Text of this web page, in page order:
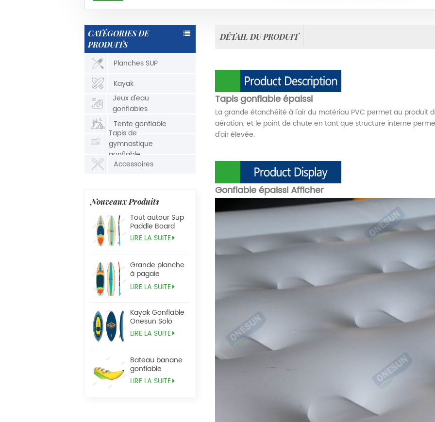
CATÉGORIES DE
PRODUITS
Planches SUP
Kayak
Jeux d'eau
gonflables
Tente gonflable
Tapis de
gymnastique
gonflable
Accessoires
Nouveaux Produits
Tout autour Sup
Paddle Board
LIRE LA SUITE
Grande planche
à pagaie
Tandem Sup
LIRE LA SUITE
Kayak Gonflable
Onesun Solo
LIRE LA SUITE
Bateau banane
gonflable
LIRE LA SUITE
DÉTAIL DU PRODUIT
Tapis gonflable épaissi
La grande étanchéité à l'air du matériau PVC permet au produit
aération, et le point de chute en tant que structure interne
d'air élevée.
Gonflable épaissiAfficher